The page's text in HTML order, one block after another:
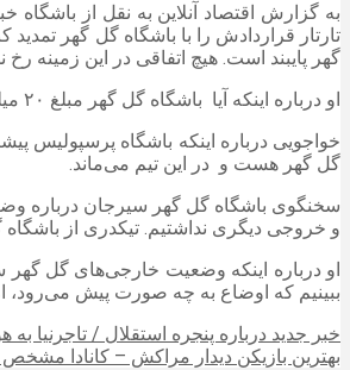
به گزارش اقتصاد آنلاین به نقل از
تارتار قراردادش را با باشگاه گل گهر
گهر پایبند است. هیچ اتفاقی در این زمینه
او درباره اینکه آیا باشگاه گل گهر مبلغ ۲۰ میلیارد تومان برای صدور رضایت نامه مهدی تارتار درخواست کرده است، گفت: نه چنین چیزی وجود ندارد و صحبتی در این باره با باشگاه گل گهر نشده است.
خواجویی درباره اینکه باشگاه پرسپولیس
گل گهر هست و در این تیم می‌ماند.
سخنگوی باشگاه گل گهر سیرجان درباره
و خروجی دیگری نداشتیم. تیکدری از
او درباره اینکه وضعیت خارجی‌های گل گهر
ببینیم که اوضاع به چه صورت پیش می‌رود،
خبر جدید درباره پنجره استقلال / تاجرنیا به
بهترین بازیکن دیدار مراکش – کانادا